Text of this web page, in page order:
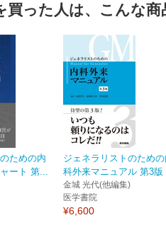
買った人は、こんな商
ための内
ート 第...
ジェネラリストのための
科外来マニュアル 第3版
金城 光代(他編集)
医学書院
¥6,600